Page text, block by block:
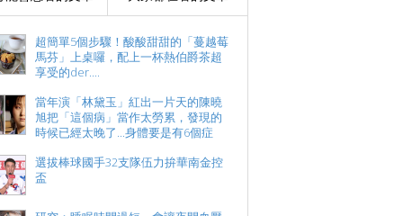
超簡單5個步驟！酸酸甜甜的「蔓越莓
馬芬」上桌囉，配上一杯熱伯爵茶超
享受的der....
當年演「林黛玉」紅出一片天的陳曉
旭把「這個病」當作太勞累，發現的
時候已經太晚了...身體要是有6個症
選拔棒球國手32支隊伍力拚華南金控
盃